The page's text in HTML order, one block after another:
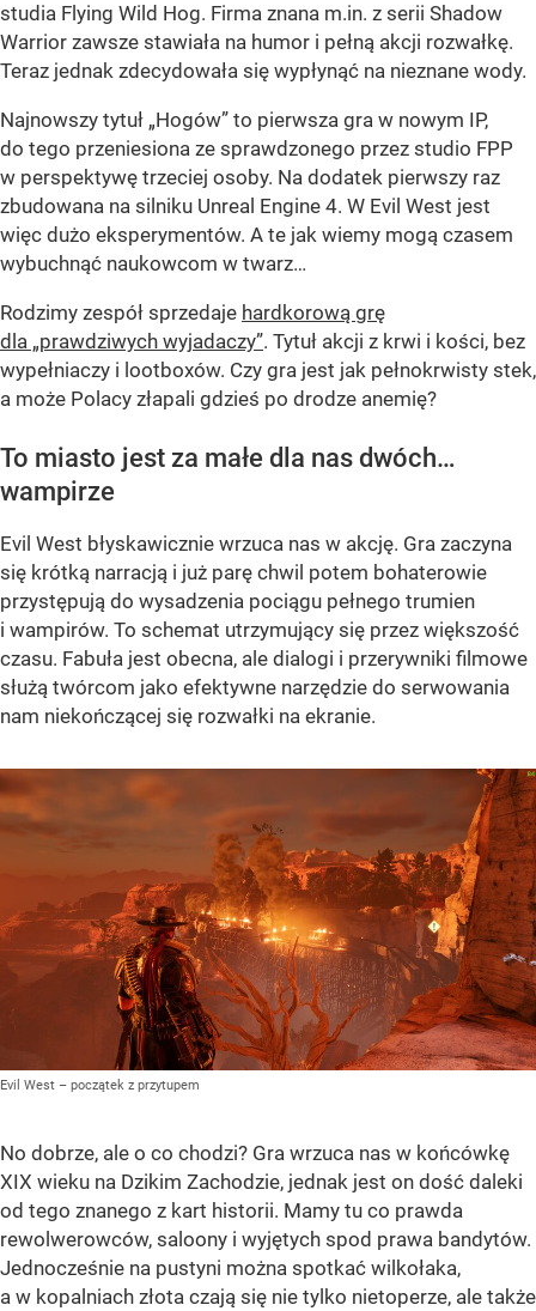
studia Flying Wild Hog. Firma znana m.in. z serii Shadow
Warrior zawsze stawiała na humor i pełną akcji rozwałkę.
Teraz jednak zdecydowała się wypłynąć na nieznane wody.
Najnowszy tytuł „Hogów” to pierwsza gra w nowym IP,
do tego przeniesiona ze sprawdzonego przez studio FPP
w perspektywę trzeciej osoby. Na dodatek pierwszy raz
zbudowana na silniku Unreal Engine 4. W Evil West jest
więc dużo eksperymentów. A te jak wiemy mogą czasem
wybuchnąć naukowcom w twarz…
Rodzimy zespół sprzedaje hardkorową grę
dla „prawdziwych wyjadaczy”. Tytuł akcji z krwi i kości, bez
wypełniaczy i lootboxów. Czy gra jest jak pełnokrwisty stek,
a może Polacy złapali gdzieś po drodze anemię?
To miasto jest za małe dla nas dwóch…
wampirze
Evil West błyskawicznie wrzuca nas w akcję. Gra zaczyna
się krótką narracją i już parę chwil potem bohaterowie
przystępują do wysadzenia pociągu pełnego trumien
i wampirów. To schemat utrzymujący się przez większość
czasu. Fabuła jest obecna, ale dialogi i przerywniki filmowe
służą twórcom jako efektywne narzędzie do serwowania
nam niekończącej się rozwałki na ekranie.
Evil West – początek z przytupem
No dobrze, ale o co chodzi? Gra wrzuca nas w końcówkę
XIX wieku na Dzikim Zachodzie, jednak jest on dość daleki
od tego znanego z kart historii. Mamy tu co prawda
rewolwerowców, saloony i wyjętych spod prawa bandytów.
Jednocześnie na pustyni można spotkać wilkołaka,
a w kopalniach złota czają się nie tylko nietoperze, ale także